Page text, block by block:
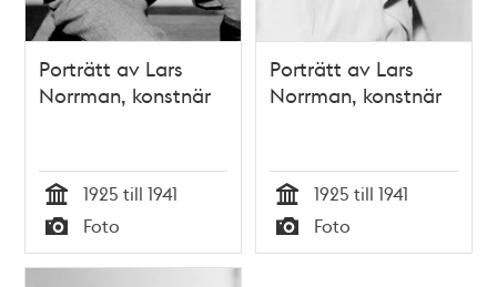
Porträtt av Lars
Norrman, konstnär
Tid
1925 till 1941
Typ
Foto
Porträtt av Lars
Norrman, konstnär
Tid
1925 till 1941
Typ
Foto